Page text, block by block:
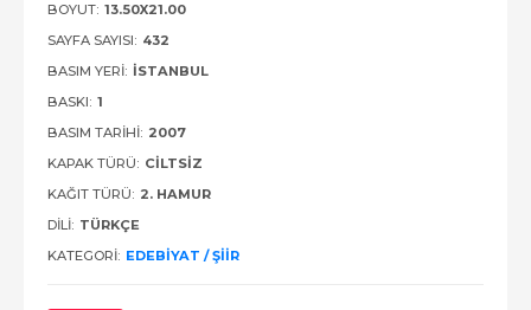
BOYUT: 13.50X21.00
SAYFA SAYISI: 432
BASIM YERI: İSTANBUL
BASKI: 1
BASIM TARIHI: 2007
KAPAK TÜRÜ: CILTSIZ
KAĞIT TÜRÜ: 2. HAMUR
DILI: TÜRKÇE
KATEGORI: EDEBIYAT / ŞIIR